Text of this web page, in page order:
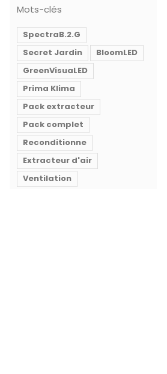
Mots-clés
SpectraB.2.G
Secret Jardin
BloomLED
GreenVisuaLED
Prima Klima
Pack extracteur
Pack complet
Reconditionne
Extracteur d'air
Ventilation